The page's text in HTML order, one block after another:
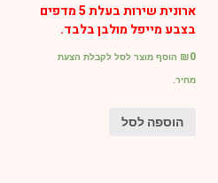
ארונית שירות בעלת 5 מדפים
בצבע מייפל מולבן בלבד.
₪0
הוסף מוצר לסל לקבלת הצעת
מחיר.
הוספה לסל